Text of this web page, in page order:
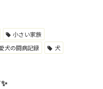
小さい家族
犬の闘病記録
犬